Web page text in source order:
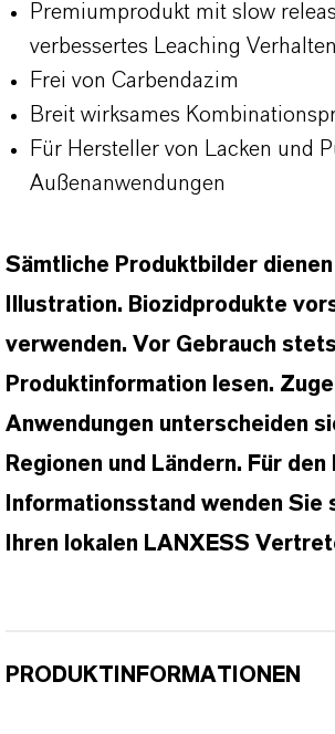
Premiumprodukt mit slow
verbessertes Leaching Verhalten
Frei von Carbendazim
Breit wirksames
Für Hersteller von Lacken und
Außenanwendungen
Sämtliche Produktbilder
Illustration. Biozidprodukte
verwenden. Vor Gebrauch
Produktinformation lesen.
Anwendungen unterscheiden
Regionen und Ländern. Für
Informationsstand wenden Sie
Ihren lokalen LANXESS
PRODUKTINFORMATIONEN